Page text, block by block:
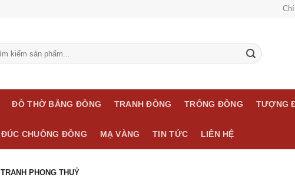
ĐỒ THỜ BẰNG ĐỒNG TRANH ĐỒNG TRỐNG ĐỒNG TƯỢNG
ĐÚC CHUÔNG ĐỒNG MẠ VÀNG TIN TỨC LIÊN HỆ
TRANH PHONG THUỶ